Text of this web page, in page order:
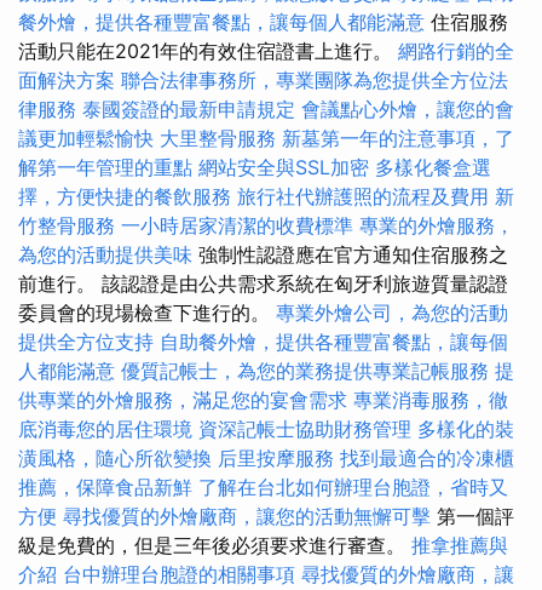
餐外燴，提供各種豐富餐點，讓每個人都能滿意 住宿服務
活動只能在2021年的有效住宿證書上進行。 網路行銷的全
面解決方案 聯合法律事務所，專業團隊為您提供全方位法
律服務 泰國簽證的最新申請規定 會議點心外燴，讓您的會
議更加輕鬆愉快 大里整骨服務 新墓第一年的注意事項，了
解第一年管理的重點 網站安全與SSL加密 多樣化餐盒選
擇，方便快捷的餐飲服務 旅行社代辦護照的流程及費用 新
竹整骨服務 一小時居家清潔的收費標準 專業的外燴服務，
為您的活動提供美味 強制性認證應在官方通知住宿服務之
前進行。 該認證是由公共需求系統在匈牙利旅遊質量認證
委員會的現場檢查下進行的。 專業外燴公司，為您的活動
提供全方位支持 自助餐外燴，提供各種豐富餐點，讓每個
人都能滿意 優質記帳士，為您的業務提供專業記帳服務 提
供專業的外燴服務，滿足您的宴會需求 專業消毒服務，徹
底消毒您的居住環境 資深記帳士協助財務管理 多樣化的裝
潢風格，隨心所欲變換 后里按摩服務 找到最適合的冷凍櫃
推薦，保障食品新鮮 了解在台北如何辦理台胞證，省時又
方便 尋找優質的外燴廠商，讓您的活動無懈可擊 第一個評
級是免費的，但是三年後必須要求進行審查。 推拿推薦與
介紹 台中辦理台胞證的相關事項 尋找優質的外燴廠商，讓